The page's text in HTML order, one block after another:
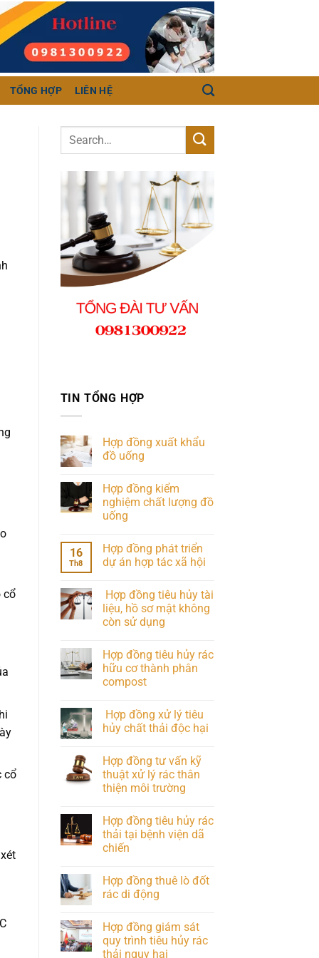
TỔNG HỢP LIÊN HỆ
cổ
cổ
TIN TỔNG HỢP
Hợp đồng xuất khẩu
đồ uống
Hợp đồng kiểm
nghiệm chất lượng đồ
uống
16
Th8
Hợp đồng phát triển
dự án hợp tác xã hội
Hợp đồng tiêu hủy tài
liệu, hồ sơ mật không
còn sử dụng
Hợp đồng tiêu hủy rác
hữu cơ thành phân
compost
Hợp đồng xử lý tiêu
hủy chất thải độc hại
Hợp đồng tư vấn kỹ
thuật xử lý rác thân
thiện môi trường
Hợp đồng tiêu hủy rác
thải tại bệnh viện dã
chiến
Hợp đồng thuê lò đốt
rác di động
Hợp đồng giám sát
quy trình tiêu hủy rác
thải nguy hại